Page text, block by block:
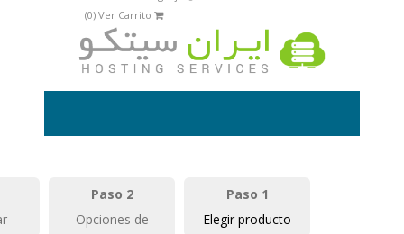
Ver Carrito (
0
)
Paso 1
Elegir producto
Paso 2
Opciones de